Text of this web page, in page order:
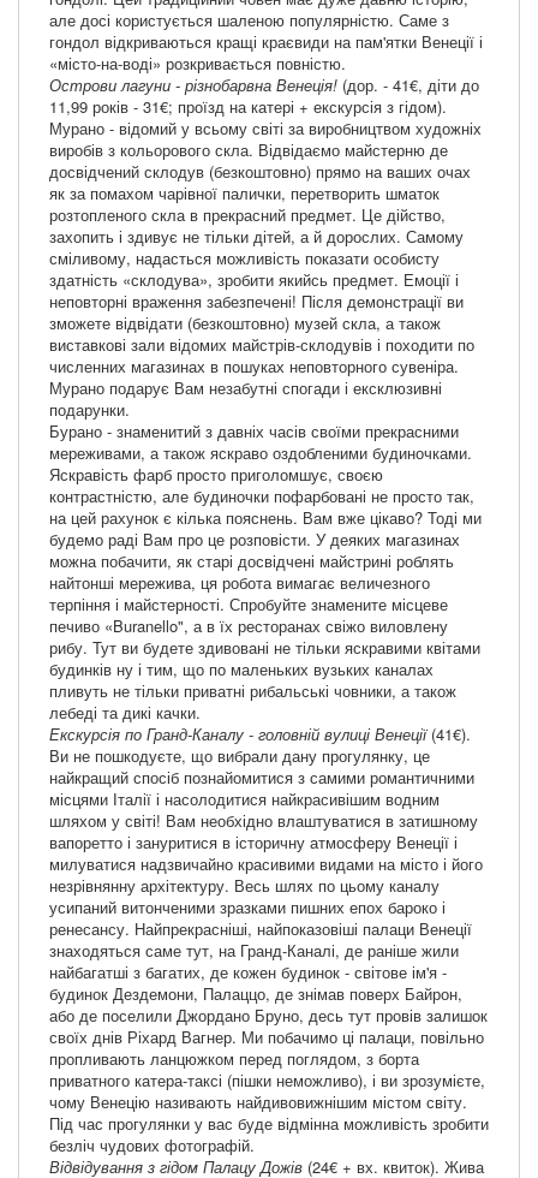
але досі користується шаленою популярністю. Саме з
гондол відкриваються кращі краєвиди на пам'ятки Венеції і
«місто-на-воді» розкривається повністю.
Острови лагуни - різнобарвна Венеція! (дор. - 41€, діти до
11,99 років - 31€; проїзд на катері + екскурсія з гідом).
Мурано - відомий у всьому світі за виробництвом художніх
виробів з кольорового скла. Відвідаємо майстерню де
досвідчений склодув (безкоштовно) прямо на ваших очах
як за помахом чарівної палички, перетворить шматок
розтопленого скла в прекрасний предмет. Це дійство,
захопить і здивує не тільки дітей, а й дорослих. Самому
сміливому, надасться можливість показати особисту
здатність «склодува», зробити якийсь предмет. Емоції і
неповторні враження забезпечені! Після демонстрації ви
зможете відвідати (безкоштовно) музей скла, а також
виставкові зали відомих майстрів-склодувів і походити по
численних магазинах в пошуках неповторного сувеніра.
Мурано подарує Вам незабутні спогади і ексклюзивні
подарунки.
Бурано - знаменитий з давніх часів своїми прекрасними
мереживами, а також яскраво оздобленими будиночками.
Яскравість фарб просто приголомшує, своєю
контрастністю, але будиночки пофарбовані не просто так,
на цей рахунок є кілька пояснень. Вам вже цікаво? Тоді ми
будемо раді Вам про це розповісти. У деяких магазинах
можна побачити, як старі досвідчені майстрині роблять
найтонші мережива, ця робота вимагає величезного
терпіння і майстерності. Спробуйте знамените місцеве
печиво «Buranello", а в їх ресторанах свіжо виловлену
рибу. Тут ви будете здивовані не тільки яскравими квітами
будинків ну і тим, що по маленьких вузьких каналах
пливуть не тільки приватні рибальські човники, а також
лебеді та дикі качки.
Екскурсія по Гранд-Каналу - головній вулиці Венеції(41€).
Ви не пошкодуєте, що вибрали дану прогулянку, це
найкращий спосіб познайомитися з самими романтичними
місцями Італії і насолодитися найкрасивішим водним
шляхом у світі! Вам необхідно влаштуватися в затишному
вапоретто і зануритися в історичну атмосферу Венеції і
милуватися надзвичайно красивими видами на місто і його
незрівнянну архітектуру. Весь шлях по цьому каналу
усипаний витонченими зразками пишних епох бароко і
ренесансу. Найпрекрасніші, найпоказовіші палаци Венеції
знаходяться саме тут, на Гранд-Каналі, де раніше жили
найбагатші з багатих, де кожен будинок - світове ім'я -
будинок Дездемони, Палаццо, де знімав поверх Байрон,
або де поселили Джордано Бруно, десь тут провів залишок
своїх днів Ріхард Вагнер. Ми побачимо ці палаци, повільно
пропливають ланцюжком перед поглядом, з борта
приватного катера-таксі (пішки неможливо), і ви зрозумієте,
чому Венецію називають найдивовижнішим містом світу.
Під час прогулянки у вас буде відмінна можливість зробити
безліч чудових фотографій.
Відвідування з гідом Палацу Дожів (24€ + вх. квиток). Жива